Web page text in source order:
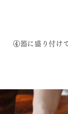
④器に盛り付けて